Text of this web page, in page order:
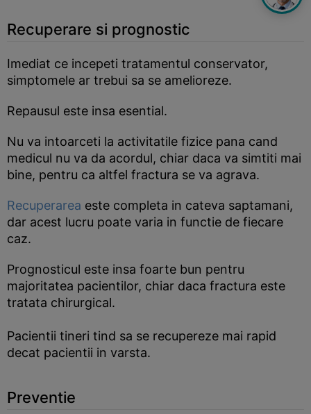
Recuperare si prognostic
Imediat ce incepeti tratamentul conservator,
simptomele ar trebui sa se amelioreze.
Repausul este insa esential.
Nu va intoarceti la activitatile fizice pana cand
medicul nu va da acordul, chiar daca va simtiti mai
bine, pentru ca altfel fractura se va agrava.
Recuperarea este completa in cateva saptamani,
dar acest lucru poate varia in functie de fiecare
caz.
Prognosticul este insa foarte bun pentru
majoritatea pacientilor, chiar daca fractura este
tratata chirurgical.
Pacientii tineri tind sa se recupereze mai rapid
decat pacientii in varsta.
Preventie